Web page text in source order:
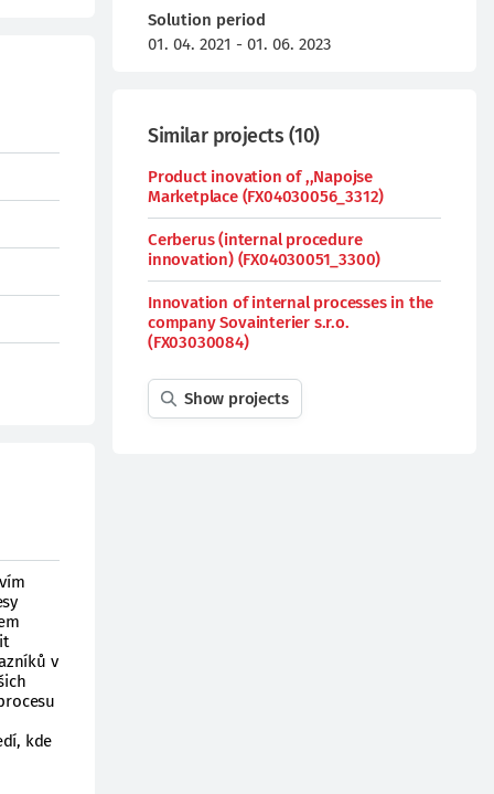
v
kde
Solution period
01. 04. 2021 - 01. 06. 2023
Similar projects (10)
Product inovation of ,,Napojse
Marketplace (FX04030056_3312)
Cerberus (internal procedure
innovation) (FX04030051_3300)
Innovation of internal processes in the
company Sovainterier s.r.o.
(FX03030084)
Show projects